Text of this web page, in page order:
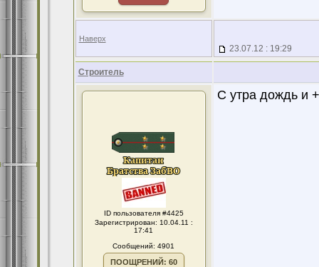
Наверх
23.07.12 : 19:29
Строитель
ID пользователя #4425
Зарегистрирован: 10.04.11 :
17:41
Сообщений: 4901
ПООЩРЕНИЙ: 60
С утра дождь и